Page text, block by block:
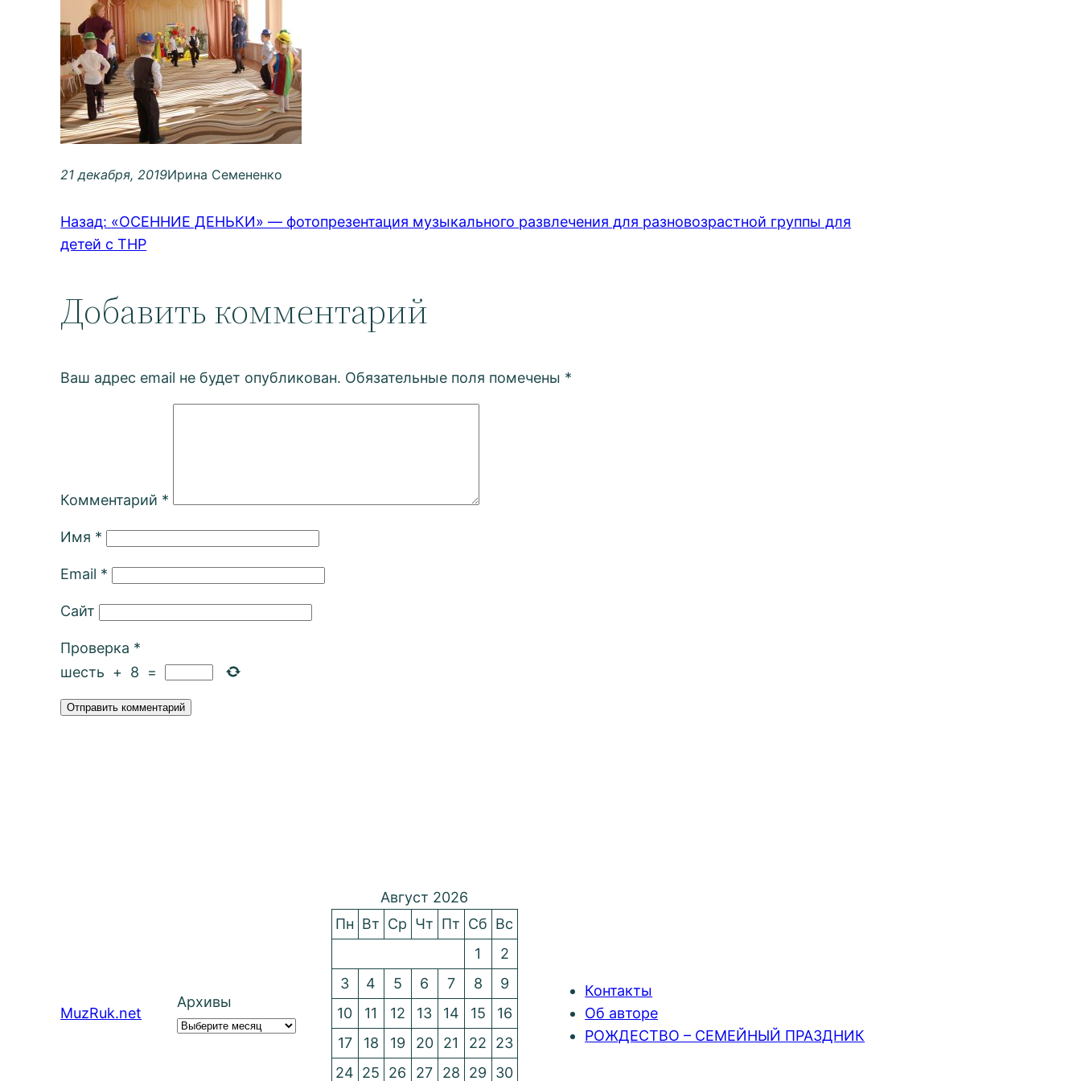
21 декабря, 2019Ирина Семененко
Назад: «ОСЕННИЕ ДЕНЬКИ» — фотопрезентация музыкального развлечения для разновозрастной группы для
детей с ТНР
Добавить комментарий
Ваш адрес email не будет опубликован. Обязательные поля помечены *
Комментарий *
Имя *
Email *
Сайт
Проверка *
шесть + 8 =
MuzRuk.net
Архивы
Август 2026
Пн Вт Ср Чт Пт Сб Вс
1
2
3
4 5 6 7 8
9
10
11 12 13 14 15
16
17
18 19 20 21 22
23
24 25 26 27 28 29 30
Контакты
Об авторе
РОЖДЕСТВО – СЕМЕЙНЫЙ ПРАЗДНИК